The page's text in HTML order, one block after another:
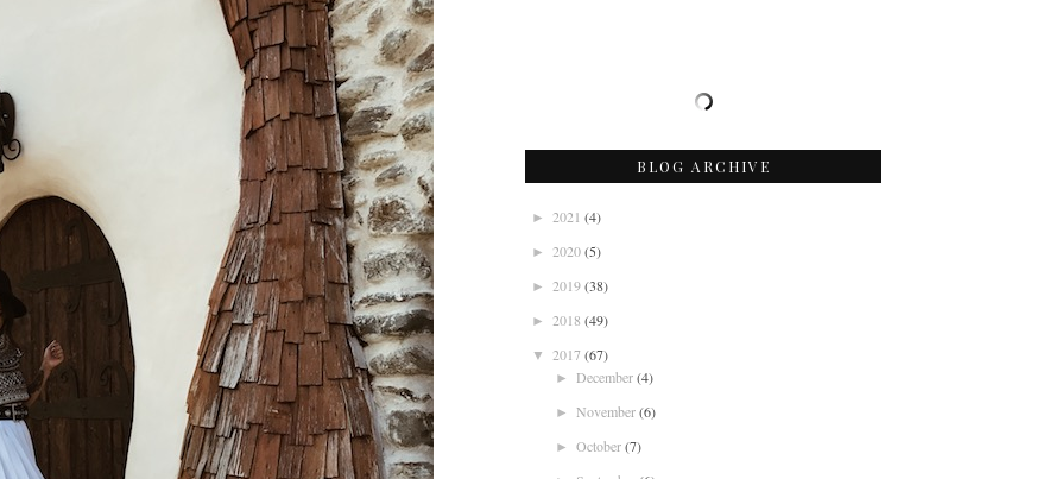
BLOG ARCHIVE
► 2021 (4)
► 2020(5)
► 2019(38)
► 2018 (49)
▼ 2017 (67)
► December(4)
► November(6)
► October(7)